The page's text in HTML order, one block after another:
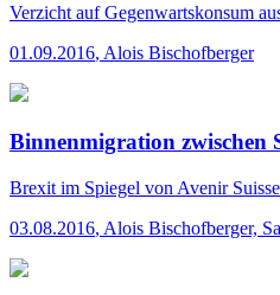
Verzicht auf Gegenwartskonsum
01.09.2016, Alois Bischofberger
Binnenmigration zwischen
Brexit im Spiegel von Avenir Suisse
03.08.2016, Alois Bischofberger,